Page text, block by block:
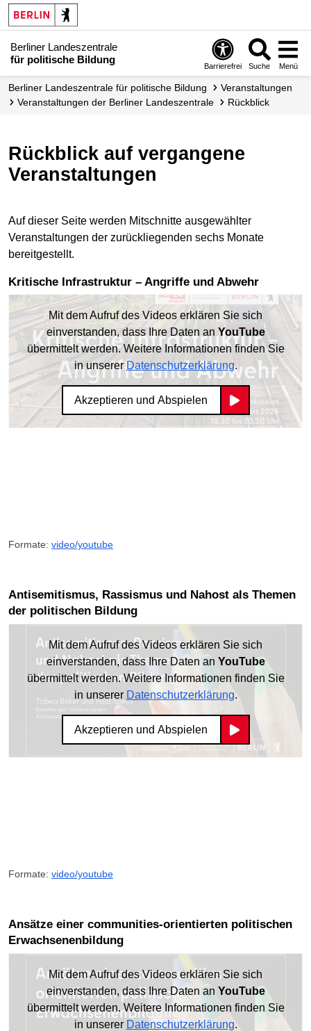
Berliner Landeszentrale
für politische Bildung
Barrierefrei Suche Menü
Berliner Landeszentrale für politische Bildung
Veranstaltungen
Veranstaltungen der Berliner Landes­zentrale
Rückblick
Rückblick auf vergangene
Veranstaltungen
Auf dieser Seite werden Mitschnitte ausgewählter
Veranstaltungen der zurückliegenden sechs Monate
bereitgestellt.
Kritische Infrastruktur – Angriffe und Abwehr
Mit dem Aufruf des Videos erklären Sie sich
einverstanden, dass Ihre Daten an YouTube
übermittelt werden. Weitere Informationen finden Sie
in unsererDatenschutzerklärung.
Akzeptieren und Abspielen
Formate: video/youtube
Antisemitismus, Rassismus und Nahost als Themen
der politischen Bildung
Mit dem Aufruf des Videos erklären Sie sich
einverstanden, dass Ihre Daten an YouTube
übermittelt werden. Weitere Informationen finden Sie
in unserer Datenschutzerklärung.
Akzeptieren und Abspielen
Formate: video/youtube
Ansätze einer communities-orientierten politischen
Erwachsenenbildung
Mit dem Aufruf des Videos erklären Sie sich
einverstanden, dass Ihre Daten an YouTube
übermittelt werden. Weitere Informationen finden Sie
in unserer Datenschutzerklärung.